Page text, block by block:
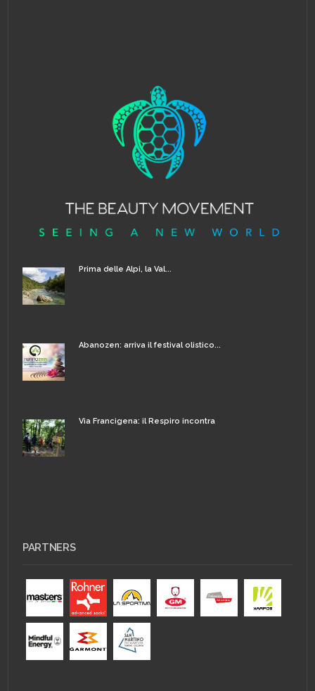
Prima delle Alpi, la Val...
Abanozen: arriva il festival olistico...
Via Francigena: il Respiro incontra
PARTNERS